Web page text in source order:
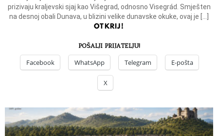
prizivaju kraljevski sjaj kao Višegrad, odnosno Visegrád. Smješten
na desnoj obali Dunava, u blizini velike dunavske okuke, ovaj je […]
OTKRIJ!
POŠALJI PRIJATELJU!
Facebook WhatsApp Telegram E-pošta
X